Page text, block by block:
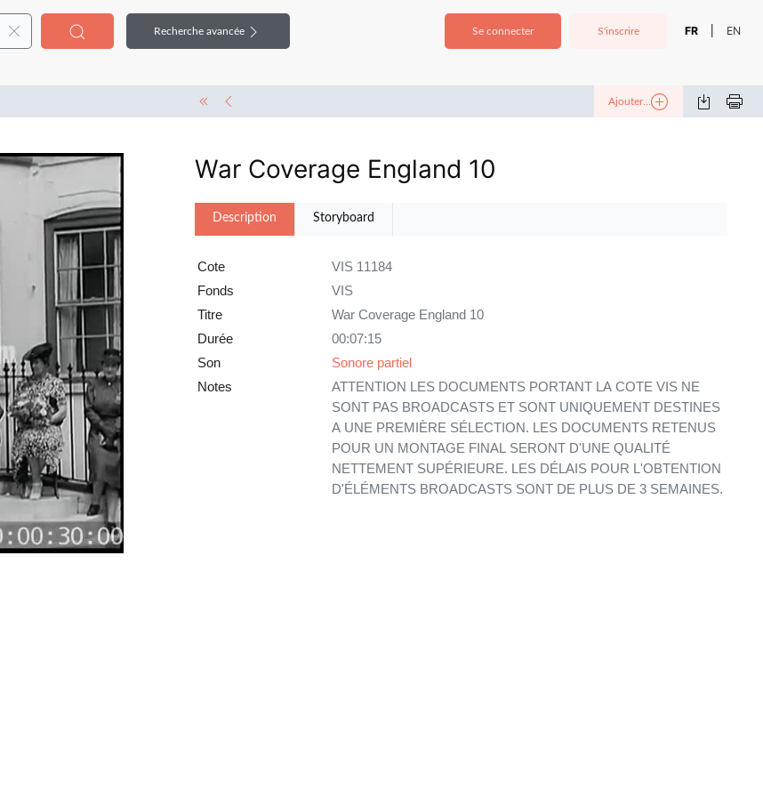
Se connecter S'inscrire FR EN
Recherche avancée
Ajouter...
War Coverage England 10
Description Storyboard
Cote
VIS 11184
Fonds
VIS
Titre
War Coverage England 10
Durée
00:07:15
Son
Sonore partiel
Notes
ATTENTION LES DOCUMENTS PORTANT LA COTE VIS NE
SONT PAS BROADCASTS ET SONT UNIQUEMENT DESTINES
A UNE PREMIÈRE SÉLECTION. LES DOCUMENTS RETENUS
POUR UN MONTAGE FINAL SERONT D'UNE QUALITÉ
NETTEMENT SUPÉRIEURE. LES DÉLAIS POUR L'OBTENTION
D'ÉLÉMENTS BROADCASTS SONT DE PLUS DE 3 SEMAINES.